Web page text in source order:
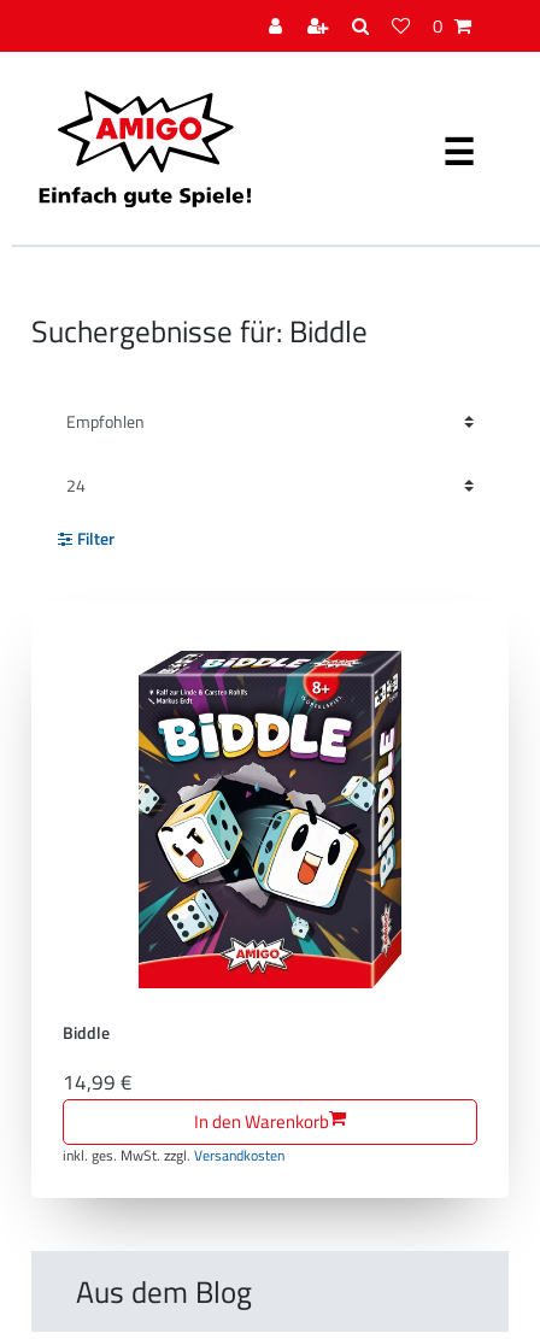
0
Suchergebnisse für: Biddle
Filter
Biddle
14,99 €
In den Warenkorb
inkl. ges. MwSt. zzgl.Versandkosten
Aus dem Blog